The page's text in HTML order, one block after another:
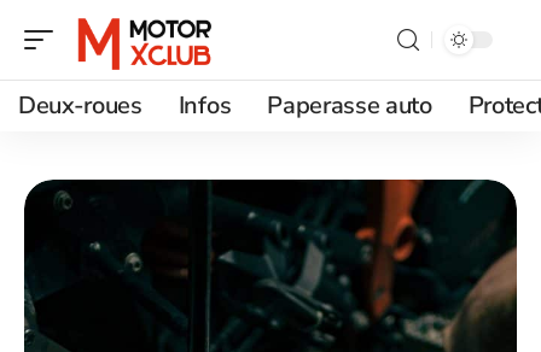
Deux-roues Infos Paperasse auto